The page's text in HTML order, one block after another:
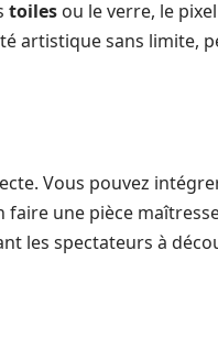
toiles ou le verre, le
artistique sans limite,
Vous pouvez
une pièce
les spectateurs à